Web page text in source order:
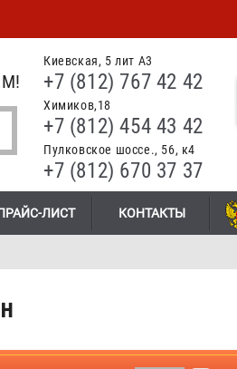
Киевская, 5 лит А3
+7 (812) 767 42 42
Химиков,18
+7 (812) 454 43 42
Пулковское шоссе., 56, к4
+7 (812) 670 37 37
ЛИСТ КОНТАКТЫ